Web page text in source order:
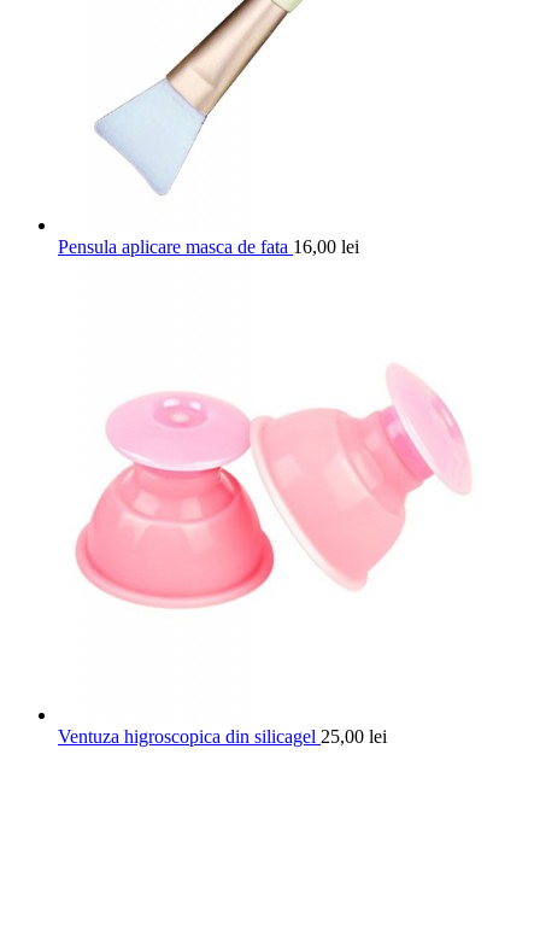
Pensula aplicare masca de fata 16,00 lei
Ventuza higroscopica din silicagel 25,00 lei